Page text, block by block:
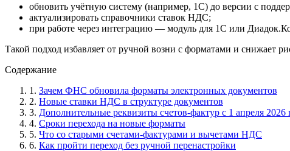
обновить учётную систему (например, 1С) до версии с
актуализировать справочники ставок НДС;
при работе через интеграцию — модуль для 1С или
Такой подход избавляет от ручной возни с форматами и снижает
Содержание
1. Зачем ФНС обновила форматы электронных документов
2. Новые ставки НДС в структуре документов
3. Дополнительные реквизиты счетов-фактур с 1 апреля 2026
4. Сроки перехода на новые форматы
5. Что со старыми счетами-фактурами и вычетами НДС
6. Как пройти переход без ручной перенастройки